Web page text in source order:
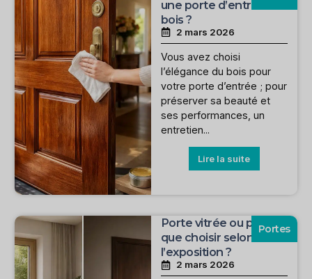
une porte d’entrée en
bois ?
2 mars 2026
Vous avez choisi
l’élégance du bois pour
votre porte d’entrée ; pour
préserver sa beauté et
ses performances, un
entretien...
Lire la suite
Portes
Porte vitrée ou pleine :
que choisir selon
l’exposition ?
2 mars 2026